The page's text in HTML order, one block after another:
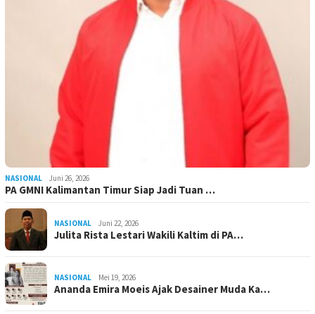
NASIONAL Juni 26, 2026
PA GMNI Kalimantan Timur Siap Jadi Tuan …
NASIONAL Juni 22, 2026
Julita Rista Lestari Wakili Kaltim di PA…
NASIONAL Mei 19, 2026
Ananda Emira Moeis Ajak Desainer Muda Ka…